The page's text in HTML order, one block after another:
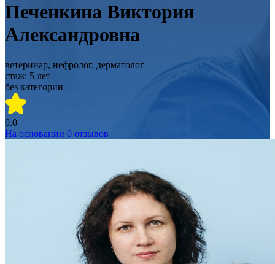
Печенкина Виктория
Александровна
ветеринар, нефролог, дерматолог
стаж: 5 лет
без категории
0.0
На основании 0 отзывов